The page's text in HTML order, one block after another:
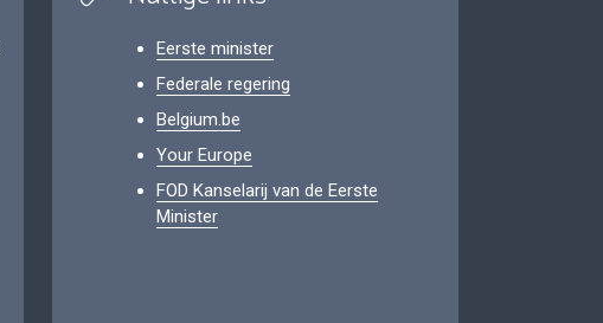
Eerste minister
Federale regering
Belgium.be
Your Europe
FOD Kanselarij van de Eerste
Minister